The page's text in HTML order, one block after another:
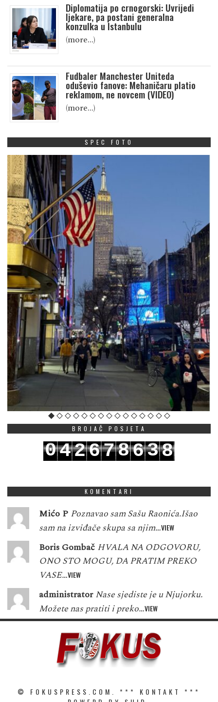
Diplomatija po crnogorski: Uvrijedi
ljekare, pa postani generalna
konzulka u Istanbulu
(more…)
Fudbaler Manchester Uniteda
oduševio fanove: Mehaničaru platio
reklamom, ne novcem (VIDEO)
(more…)
SPEC FOTO
BROJAČ POSJETA
042678638
KOMENTARI
Mićo P Poznavao sam Sašu Raonića.Išao
sam na izviđače skupa sa njim…VIEW
Boris Gombač HVALA NA ODGOVORU,
ONO STO MOGU, DA PRATIM PREKO
VASE…VIEW
administrator Nase sjediste je u Njujorku.
Možete nas pratiti i preko…VIEW
© FOKUSPRESS.COM. *** KONTAKT
***